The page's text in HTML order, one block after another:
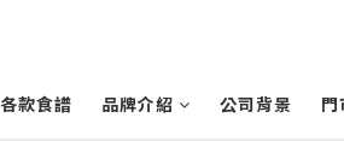
各款食譜 品牌介紹 公司背景 門